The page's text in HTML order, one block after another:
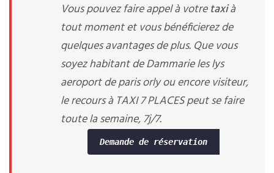
Vous pouvez faire appel à votretaxià
tout moment et vous bénéficierez de
quelques avantages de plus. Que vous
soyez habitant de Dammarie les lys
aeroport de paris orly ou encore visiteur,
le recours à TAXI 7 PLACES peut se faire
toute la semaine, 7j/7.
Demande de réservation